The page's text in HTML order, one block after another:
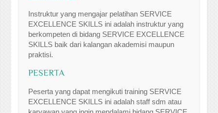
Instruktur yang mengajar pelatihan SERVICE
EXCELLENCE SKILLS ini adalah instruktur yang
berkompeten di bidang SERVICE EXCELLENCE
SKILLS baik dari kalangan akademisi maupun
praktisi.
PESERTA
Peserta yang dapat mengikuti training SERVICE
EXCELLENCE SKILLS ini adalah staff sdm atau